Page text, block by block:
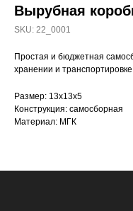
Вырубная
SKU: 22_0001
Простая и бюджетная
хранении и
Размер: 13х13х5
Конструкция: самосборная
Материал: МГК